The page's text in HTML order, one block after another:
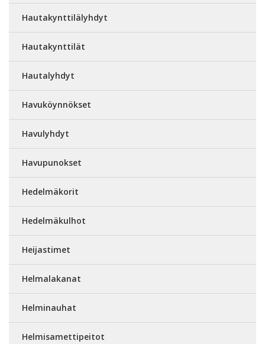
Hautakynttilälyhdyt
Hautakynttilät
Hautalyhdyt
Havuköynnökset
Havulyhdyt
Havupunokset
Hedelmäkorit
Hedelmäkulhot
Heijastimet
Helmalakanat
Helminauhat
Helmisamettipeitot